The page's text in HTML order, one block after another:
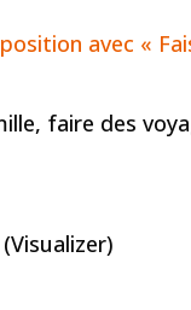
avec «
faire des